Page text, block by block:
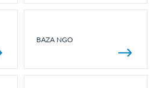
BAZA NGO